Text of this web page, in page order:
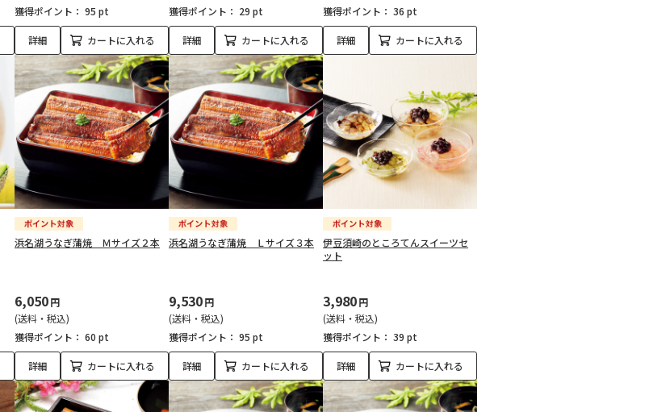
獲得ポイント： 95 pt
詳細 カートに入れる
獲得ポイント： 29 pt
詳細 カートに入れる
獲得ポイント： 36 pt
詳細 カートに入れる
浜名湖うなぎ蒲焼 Ｍサイズ２本
6,050円
(送料・税込)
獲得ポイント： 60 pt
詳細 カートに入れる
浜名湖うなぎ蒲焼 Ｌサイズ３本
9,530円
(送料・税込)
獲得ポイント： 95 pt
詳細 カートに入れる
伊豆須崎のところてんスイーツセ
ット
3,980円
(送料・税込)
獲得ポイント： 39 pt
詳細 カートに入れる